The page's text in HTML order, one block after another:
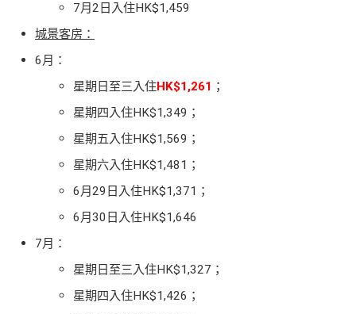
7月2日入住HK$1,459
城景客房：
6月：
星期日至三入住HK$1,261 ；
星期四入住HK$1,349；
星期五入住HK$1,569；
星期六入住HK$1,481；
6月29日入住HK$1,371；
6月30日入住HK$1,646
7月：
星期日至三入住HK$1,327；
星期四入住HK$1,426；